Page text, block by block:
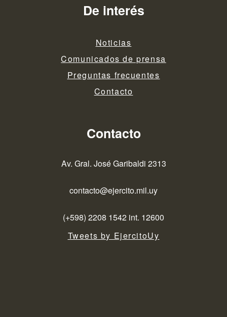
De interés
Noticias
Comunicados de prensa
Preguntas frecuentes
Contacto
Contacto
Av. Gral. José Garibaldi 2313
contacto@ejercito.mil.uy
(+598) 2208 1542 int. 12600
Tweets by EjercitoUy